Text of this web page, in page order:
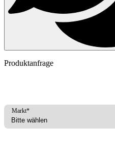
Produktanfrage
Markt*